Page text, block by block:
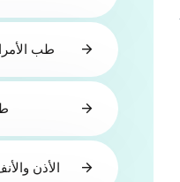
طب
الأذن